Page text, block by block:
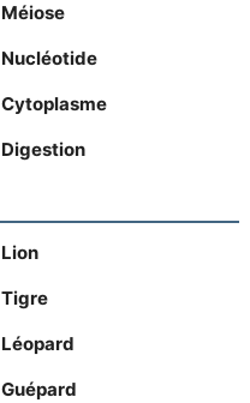
Méiose
Nucléotide
Cytoplasme
Digestion
Lion
Tigre
Léopard
Guépard